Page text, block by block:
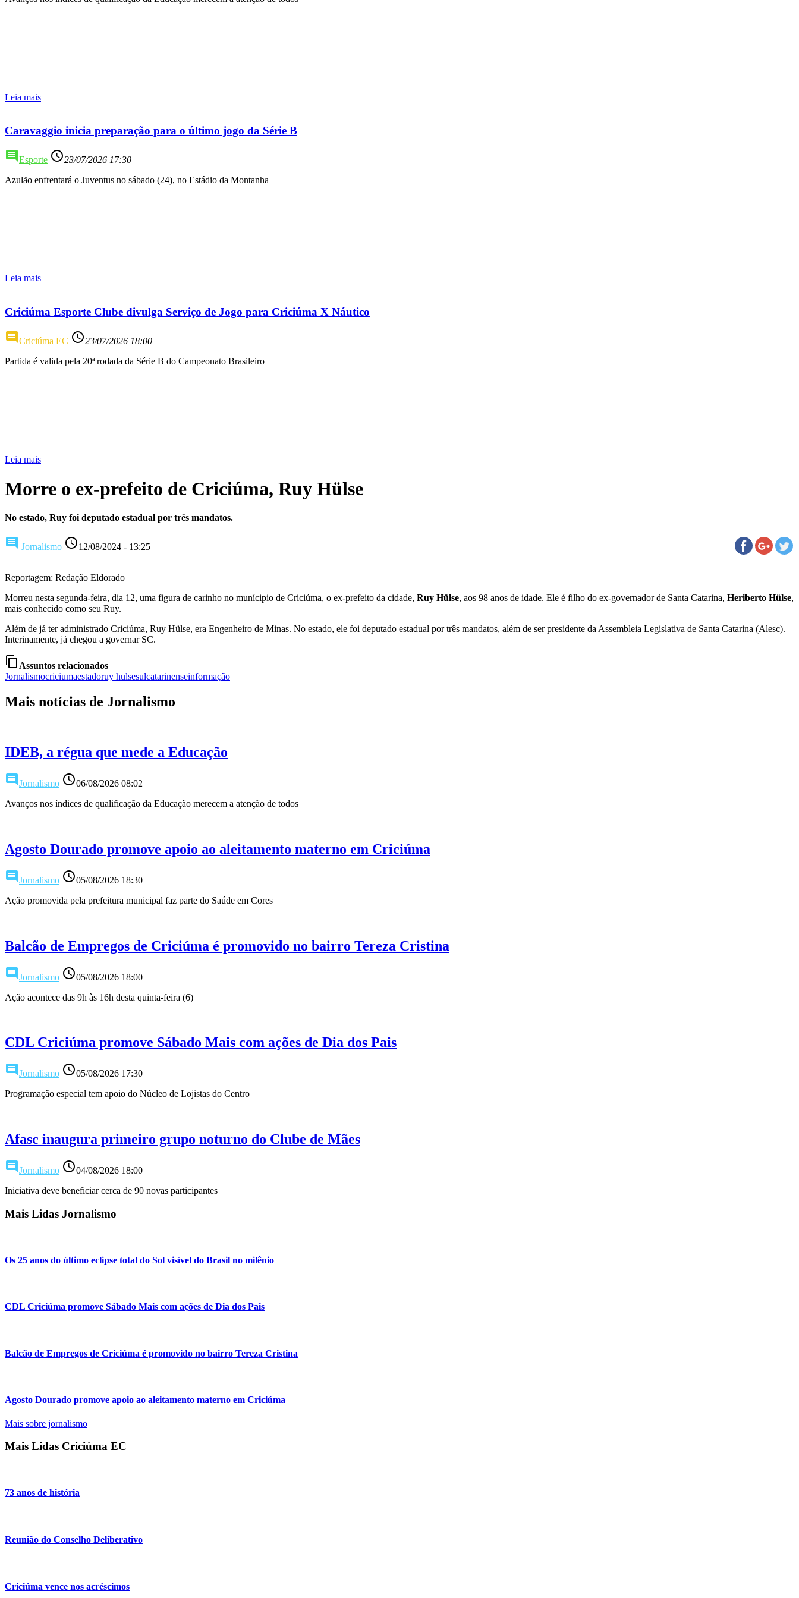
Leia mais
Caravaggio inicia preparação para o último jogo da Série B
comment Esporte access_time23/07/2026 17:30
Azulão enfrentará o Juventus no sábado (24), no Estádio da Montanha
Leia mais
Criciúma Esporte Clube divulga Serviço de Jogo para Criciúma X Náutico
commentCriciúma EC access_time23/07/2026 18:00
Partida é valida pela 20ª rodada da Série B do Campeonato Brasileiro
Leia mais
Morre o ex-prefeito de Criciúma, Ruy Hülse
No estado, Ruy foi deputado estadual por três mandatos.
comment Jornalismo access_time12/08/2024 - 13:25
Reportagem: Redação Eldorado
Morreu nesta segunda-feira, dia 12, uma figura de carinho no munícipio de Criciúma, o ex-prefeito da cidade, Ruy Hülse, aos 98 anos de idade. Ele é filho do ex-governador de Santa Catarina, Heriberto Hülse,
mais conhecido como seu Ruy.
Além de já ter administrado Criciúma, Ruy Hülse, era Engenheiro de Minas. No estado, ele foi deputado estadual por três mandatos, além de ser presidente da Assembleia Legislativa de Santa Catarina (Alesc).
Interinamente, já chegou a governar SC.
content_copy Assuntos relacionados
Jornalismocriciumaestadoruy hulsesulcatarinenseinformação
Mais notícias de Jornalismo
IDEB, a régua que mede a Educação
comment Jornalismo access_time06/08/2026 08:02
Avanços nos índices de qualificação da Educação merecem a atenção de todos
Agosto Dourado promove apoio ao aleitamento materno em Criciúma
comment Jornalismo access_time05/08/2026 18:30
Ação promovida pela prefeitura municipal faz parte do Saúde em Cores
Balcão de Empregos de Criciúma é promovido no bairro Tereza Cristina
comment Jornalismo access_time05/08/2026 18:00
Ação acontece das 9h às 16h desta quinta-feira (6)
CDL Criciúma promove Sábado Mais com ações de Dia dos Pais
comment Jornalismo access_time05/08/2026 17:30
Programação especial tem apoio do Núcleo de Lojistas do Centro
Afasc inaugura primeiro grupo noturno do Clube de Mães
comment Jornalismo access_time04/08/2026 18:00
Iniciativa deve beneficiar cerca de 90 novas participantes
Mais Lidas Jornalismo
Os 25 anos do último eclipse total do Sol visível do Brasil no milênio
CDL Criciúma promove Sábado Mais com ações de Dia dos Pais
Balcão de Empregos de Criciúma é promovido no bairro Tereza Cristina
Agosto Dourado promove apoio ao aleitamento materno em Criciúma
Mais sobre jornalismo
Mais Lidas Criciúma EC
73 anos de história
Reunião do Conselho Deliberativo
Criciúma vence nos acréscimos